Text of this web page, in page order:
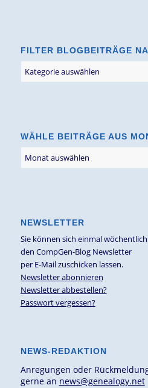
FILTER BLOGBEITRÄGE
Blogbeiträge
WÄHLE BEITRÄGE AUS
NEWSLETTER
Sie können sich einmal wöchentlich
den CompGen-Blog Newsletter
per E-Mail zuschicken lassen.
Newsletter abonnieren
Newsletter abbestellen?
Passwort vergessen?
NEWS-REDAKTION
Anregungen oder
gerne an news@genealogy.net